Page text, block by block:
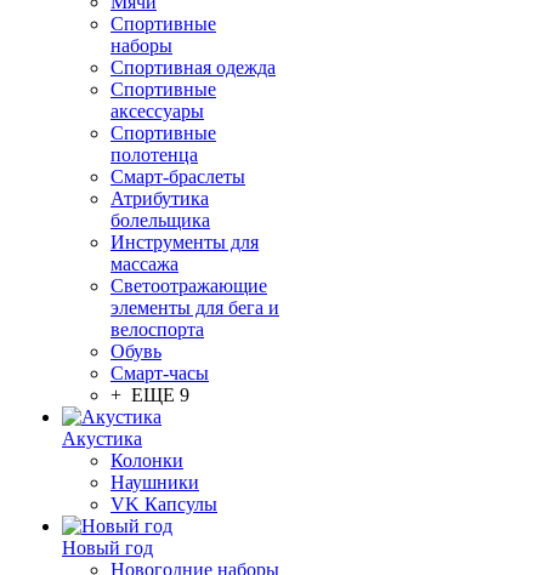
Спортивные
наборы
Спортивная одежда
Спортивные
аксессуары
Спортивные
полотенца
Смарт-браслеты
Атрибутика
болельщика
Инструменты для
массажа
Светоотражающие
элементы для бега и
велоспорта
Обувь
Смарт-часы
+ ЕЩЕ 9
Акустика
Колонки
Наушники
VK Капсулы
Новый год
Новогодние наборы